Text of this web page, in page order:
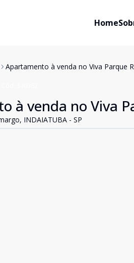
Home
Apartamento à venda no Viva Parque
à venda no Viva
INDAIATUBA - SP